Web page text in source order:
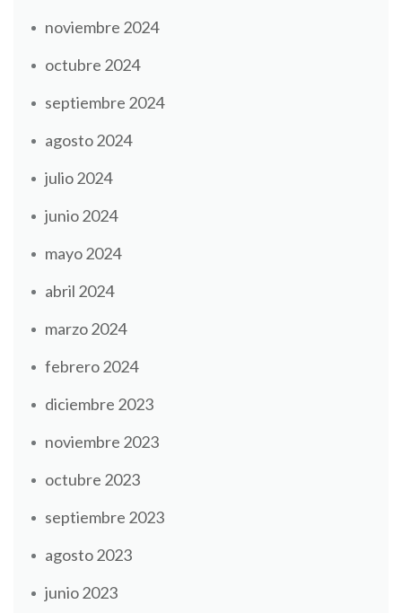
noviembre 2024
octubre 2024
septiembre 2024
agosto 2024
julio 2024
junio 2024
mayo 2024
abril 2024
marzo 2024
febrero 2024
diciembre 2023
noviembre 2023
octubre 2023
septiembre 2023
agosto 2023
junio 2023